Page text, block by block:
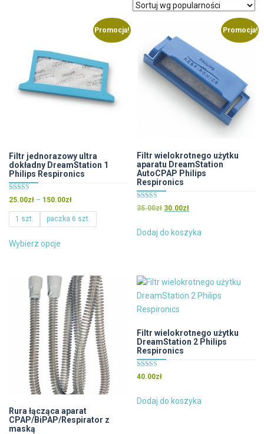
popularności
Promocja!
Filtr jednorazowy ultra
dokładny DreamStation 1
Philips Respironics
Oceniono
4.83
na 5
25.00zł – 150.00złZakres
cen:
od
1 szt. paczka 6 szt.
Wybierz opcje
wiele
wariantów.
Opcje
można
wybrać
na
stronie
produktu
Promocja!
Filtr wielokrotnego użytku
aparatu DreamStation
AutoCPAP Philips
Respironics
Oceniono
4.50
35.00zł Pierwotna
wynosiła:
30.00złAktualna
wynosi:
Dodaj do koszyka
Rura łącząca aparat
CPAP/BiPAP/Respirator z
maską
Filtr wielokrotnego użytku
DreamStation 2 Philips
Respironics
Oceniono
4.50
40.00zł
Dodaj do koszyka